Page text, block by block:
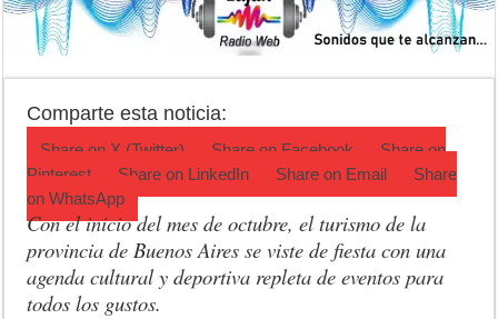
Teatro El Galpón sufrió un robo y pide ayuda
Confirmaron la fecha de la Peregrinación a Luján 2026
Comparte esta noticia:
Share on X (Twitter) Share on Facebook
Share on
Pinterest
Share on LinkedIn Share on Email
Share
onWhatsApp
Con el inicio del mes de octubre, el turismo de la
provincia de Buenos Aires se viste de fiesta con una
agenda cultural y deportiva repleta de eventos para
todos los gustos.